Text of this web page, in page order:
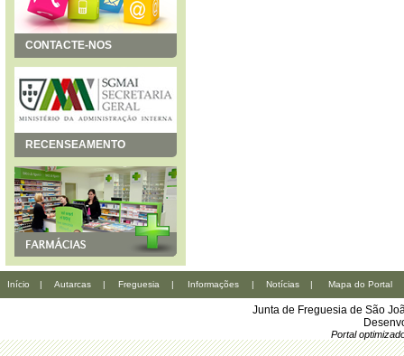
CONTACTE-NOS
RECENSEAMENTO
Início | Autarcas | Freguesia | Informações | Notícias | Mapa do Portal
Junta de Freguesia de São
Portal